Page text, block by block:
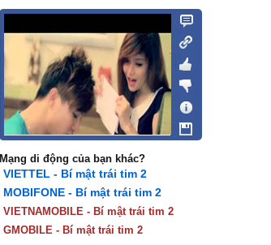
Mạng di động của bạn khác?
VIETTEL - Bí mật trái tim 2
MOBIFONE - Bí mật trái tim 2
VIETNAMOBILE - Bí mật trái tim 2
GMOBILE - Bí mật trái tim 2